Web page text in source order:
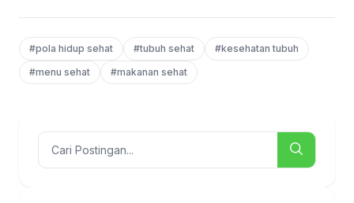
#pola hidup sehat #tubuh sehat
#kesehatan tubuh
#menu sehat
#makanan sehat